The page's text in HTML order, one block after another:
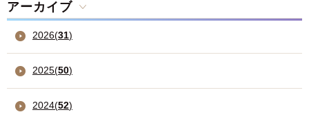
アーカイブ
2026(31)
2025(50)
2024(52)